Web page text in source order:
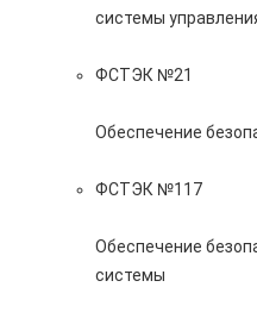
системы
ФСТЭК №21
Обеспечение
ФСТЭК №117
Обеспечение
системы